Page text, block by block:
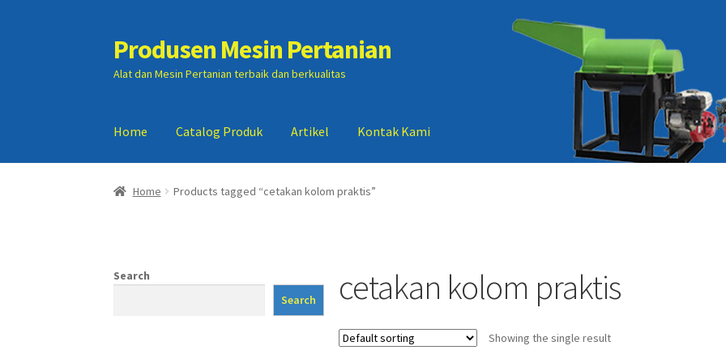
Skip
to
navigation
Skip
to
content
Produsen Mesin Pertanian
Alat dan Mesin Pertanian terbaik dan berkualitas
Home Catalog Produk Artikel Kontak Kami
Home Artikel Cart Checkout Kontak Kami My account
Home Products tagged “cetakan kolom praktis”
cetakan kolom praktis
Showing the single result
Search
Search